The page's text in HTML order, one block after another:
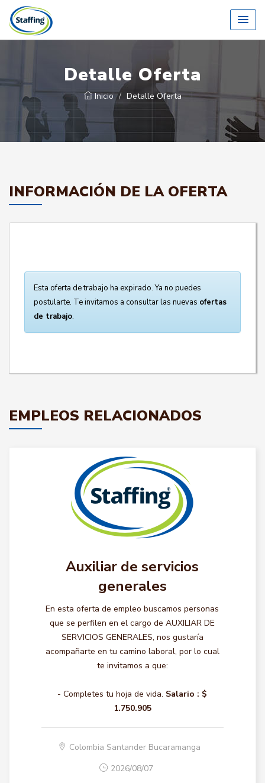
Detalle Oferta
Inicio Detalle Oferta
INFORMACIÓN DE LA OFERTA
Esta oferta de trabajo ha expirado. Ya no puedes
postularte. Te invitamos a consultar las nuevas ofertas
de trabajo.
EMPLEOS RELACIONADOS
Auxiliar de servicios
generales
En esta oferta de empleo buscamos personas
que se perfilen en el cargo de AUXILIAR DE
SERVICIOS GENERALES, nos gustaría
acompañarte en tu camino laboral, por lo cual
te invitamos a que:
- Completes tu hoja de vida. Salario : $
1.750.905
Colombia Santander Bucaramanga
2026/08/07